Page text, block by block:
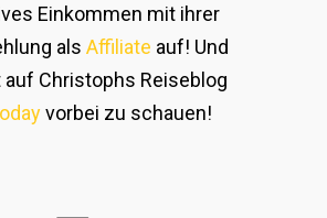
Einkommen mit ihrer
als Affiliate auf! Und
Christophs Reiseblog
vorbei zu schauen!